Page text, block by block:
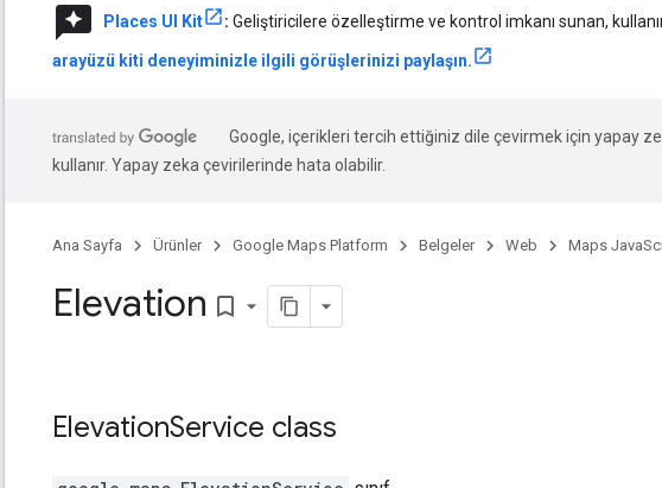
reviews Places UI Kit : Geliştiricilere özelleştirme ve kontrol imkanı sunan,
arayüzü kiti deneyiminizle ilgili görüşlerinizi paylaşın.
Google, içerikleri tercih ettiğiniz dile çevirmek için yapay
kullanır. Yapay zeka çevirilerinde hata olabilir.
Ana Sayfa Ürünler Google Maps Platform Belgeler Web Maps
Elevation bookmark_border
ElevationService class